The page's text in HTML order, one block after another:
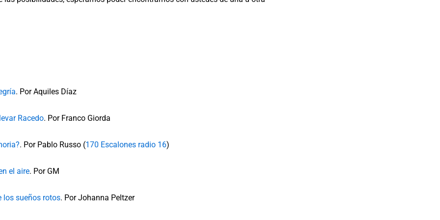
. Por Aquiles Díaz
Racedo. Por Franco Giorda
. Por Pablo Russo (170 Escalones radio 16)
el aire. Por GM
los sueños rotos. Por Johanna Peltzer